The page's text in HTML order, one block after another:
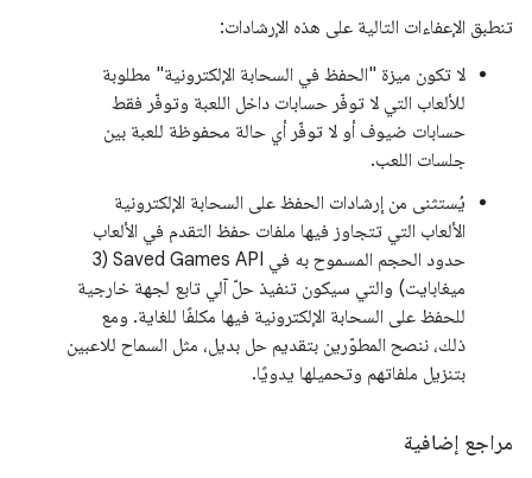
تنطبق الإعفاءات التالية على هذه الإرشادات:
لا تكون ميزة "الحفظ في السحابة الإلكترونية" مطلوبة
للألعاب التي لا توفّر حسابات داخل اللعبة وتوفّر فقط
حسابات ضيوف أو لا توفّر أي حالة محفوظة للعبة بين
جلسات اللعب.
يُستثنى من إرشادات الحفظ على السحابة الإلكترونية
الألعاب التي تتجاوز فيها ملفات حفظ التقدم في الألعاب
حدود الحجم المسموح به في Saved Games API (‏3
ميغابايت) والتي سيكون تنفيذ حلّ آلي تابع لجهة خارجية
للحفظ على السحابة الإلكترونية فيها مكلفًا للغاية. ومع
ذلك، ننصح المطوّرين بتقديم حل بديل، مثل السماح للاعبين
بتنزيل ملفاتهم وتحميلها يدويًا.
مراجع إضافية